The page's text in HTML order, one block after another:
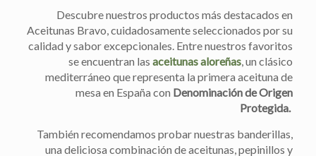
Descubre nuestros productos más destacados en
Aceitunas Bravo, cuidadosamente seleccionados por su
calidad y sabor excepcionales. Entre nuestros favoritos
se encuentran las aceitunas aloreñas , un clásico
mediterráneo que representa la primera aceituna de
mesa en España con Denominación de Origen
Protegida.
También recomendamos probar nuestras banderillas,
una deliciosa combinación de aceitunas, pepinillos y